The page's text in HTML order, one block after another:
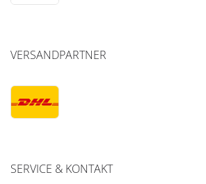
VERSANDPARTNER
SERVICE & KONTAKT